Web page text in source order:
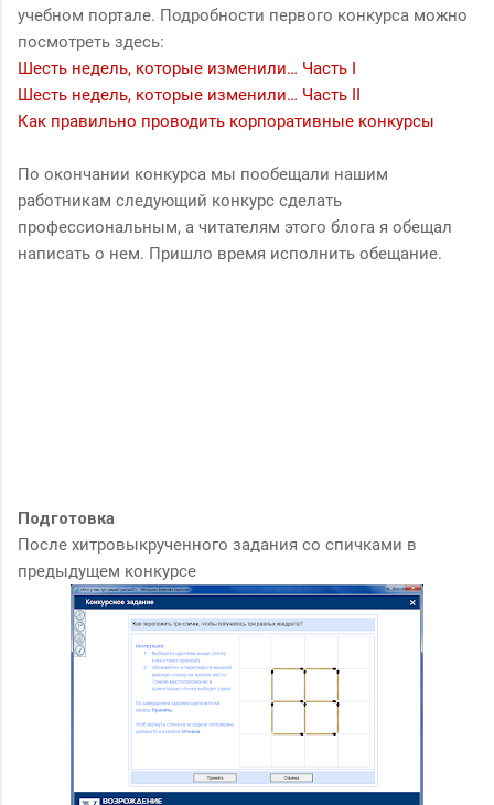
учебном портале. Подробности первого конкурса можно
посмотреть здесь:
Шесть недель, которые изменили… Часть I
Шесть недель, которые изменили… Часть II
Как правильно проводить корпоративные конкурсы
По окончании конкурса мы пообещали нашим
работникам следующий конкурс сделать
профессиональным, а читателям этого блога я обещал
написать о нем. Пришло время исполнить обещание.
Подготовка
После хитровыкрученного задания со спичками в
предыдущем конкурсе